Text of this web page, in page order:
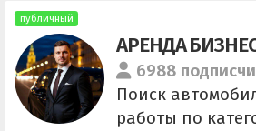
получить КОД
ИМЯ), и по
747 865 66 92.
публичный
АРЕНДА
6988
Поиск
работы по